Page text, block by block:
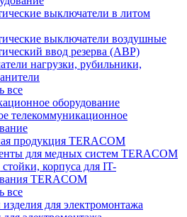
выключатели в литом
выключатели воздушные
ввод резерва (АВР)
нагрузки, рубильники,
все
оборудование
телекоммуникационное
продукция TERACOM
для медных систем TERACOM
корпуса для IT-
TERACOM
все
для электромонтажа